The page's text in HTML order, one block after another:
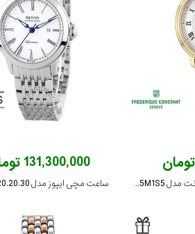
ساعت مچی فردریک کنستانت مدل FC-235M1S5
131,300,000 تومان
ساعت مچی ایپوز مدل 4432.122.20.20.30